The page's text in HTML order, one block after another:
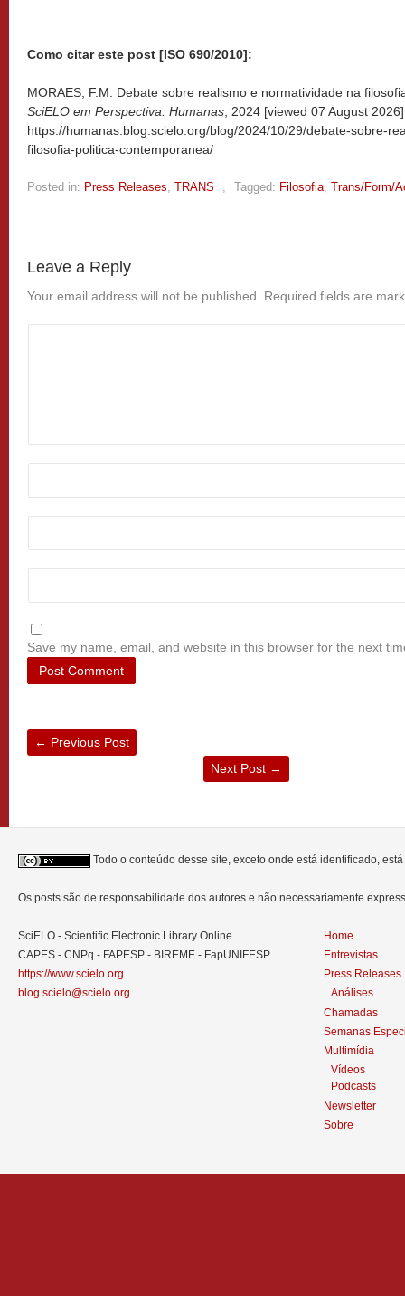
Como citar este post [ISO 690/2010]:
MORAES, F.M. Debate sobre realismo e normatividade na
SciELO em Perspectiva: Humanas, 2024 [viewed 07 August
https://humanas.blog.scielo.org/blog/2024/10/29/debate-sobre-
filosofia-politica-contemporanea/
Posted in: Press Releases, TRANS , Tagged: Filosofia, Trans/Form/
Leave a Reply
Your email address will not be published. Required fields are
Save my name, email, and website in this browser for the next
← Previous Post
Next Post →
Todo o conteúdo desse site, exceto onde está identificado,
Os posts são de responsabilidade dos autores e não necessariamente
SciELO - Scientific Electronic Library Online
CAPES - CNPq - FAPESP - BIREME - FapUNIFESP
https://www.scielo.org
blog.scielo@scielo.org
Home
Entrevistas
Press Releases
Análises
Chamadas
Semanas
Multimídia
Vídeos
Podcasts
Newsletter
Sobre